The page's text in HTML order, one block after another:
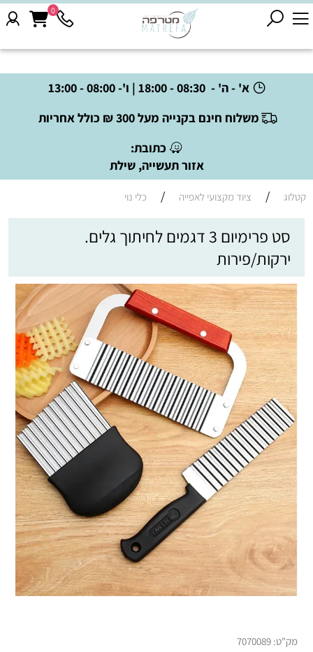
א' - ה' - 08:30 - 18:00 | ו'- 08:00 - 13:00
משלוח חינם בקנייה מעל 300 ₪ כולל אחריות
כתובת:
אזור תעשייה, שילת
0
קטלוג / ציוד מקצועי לאפייה / כלי נוי
סט פרימיום 3 דגמים לחיתוך גלים.
ירקות/פירות
מק"ט: 7070089